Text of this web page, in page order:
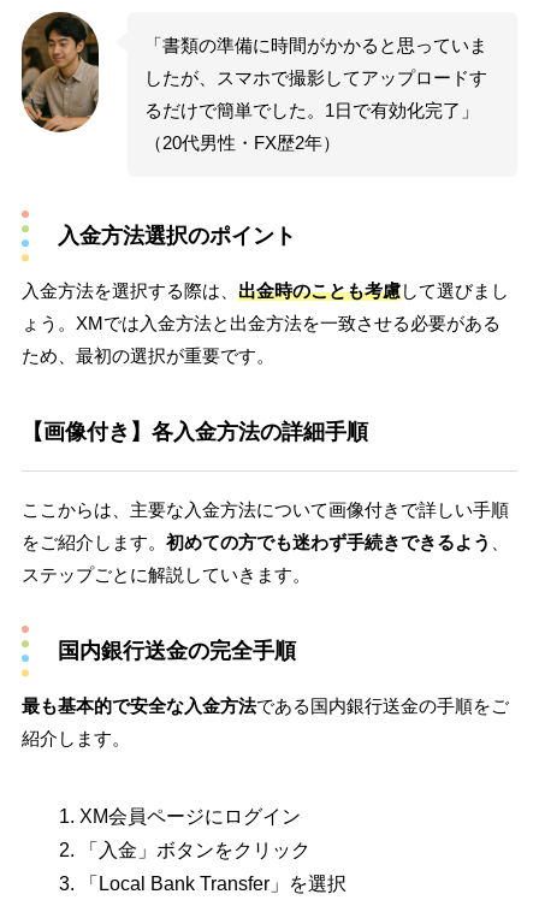
「書類の準備に時間がかかると思っていま
したが、スマホで撮影してアップロードす
るだけで簡単でした。1日で有効化完了」
（20代男性・FX歴2年）
入金方法選択のポイント
入金方法を選択する際は、 出金時のことも考慮して選びまし
ょう。XMでは入金方法と出金方法を一致させる必要がある
ため、最初の選択が重要です。
【画像付き】各入金方法の詳細手順
ここからは、主要な入金方法について画像付きで詳しい手順
をご紹介します。 初めての方でも迷わず手続きできるよう
ステップごとに解説していきます。
国内銀行送金の完全手順
最も基本的で安全な入金方法である国内銀行送金の手順をご
紹介します。
XM会員ページにログイン
「入金」ボタンをクリック
「Local Bank Transfer」を選択